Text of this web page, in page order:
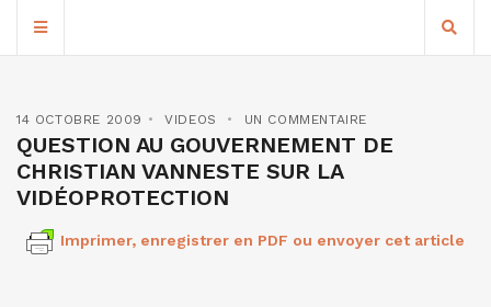
14 OCTOBRE 2009 VIDEOS UN COMMENTAIRE
QUESTION AU GOUVERNEMENT DE
CHRISTIAN VANNESTE SUR LA
VIDÉOPROTECTION
Imprimer, enregistrer en PDF ou envoyer cet article